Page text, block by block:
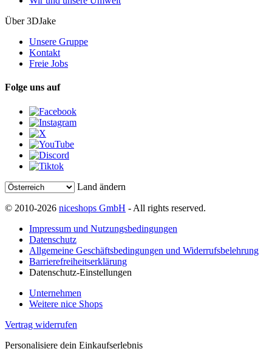
Über 3DJake
Unsere Gruppe
Kontakt
Freie Jobs
Folge uns auf
Land ändern
© 2010-2026 niceshops GmbH - All rights reserved.
Impressum und Nutzungsbedingungen
Datenschutz
Allgemeine Geschäftsbedingungen und Widerrufsbelehrung
Barrierefreiheitserklärung
Datenschutz-Einstellungen
Unternehmen
Weitere nice Shops
Vertrag widerrufen
Personalisiere dein Einkaufserlebnis